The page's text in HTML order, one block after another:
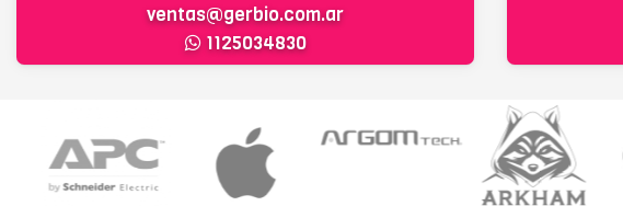
ventas@gerbio.com.ar
1125034830